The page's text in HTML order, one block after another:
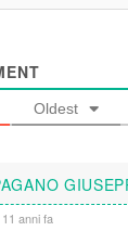
Oldest
11 anni fa